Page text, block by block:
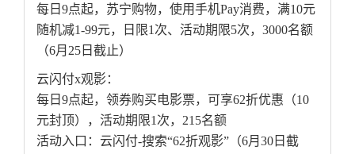
每日9点起，苏宁购物，使用手机Pay消费，满10元
随机减1-99元，日限1次、活动期限5次，3000名额
（6月25日截止）
云闪付x观影：
每日9点起，领券购买电影票，可享62折优惠（10
元封顶），活动期限1次，215名额
活动入口：云闪付-搜索“62折观影”（6月30日截